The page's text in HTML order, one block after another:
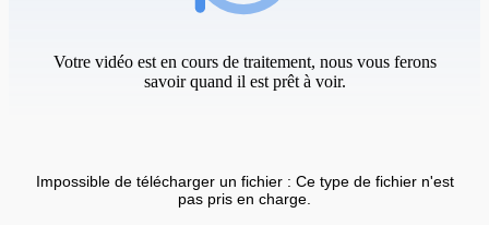
Votre vidéo est en cours de traitement, nous vous ferons
savoir quand il est prêt à voir.
Impossible de télécharger un fichier : Ce type de fichier n'est
pas pris en charge.